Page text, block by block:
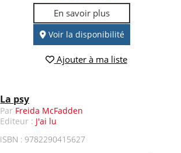
En savoir plus
Voir la disponibilité
Ajouter à ma liste
La psy
Par Freida McFadden
Editeur : J'ai lu
ISBN : 9782290415627